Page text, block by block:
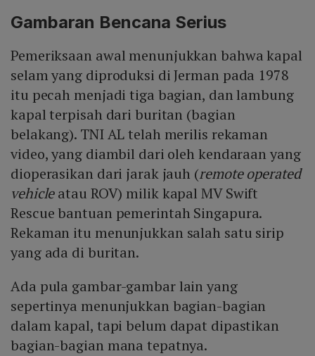
Gambaran Bencana Serius
Pemeriksaan awal menunjukkan bahwa kapal
selam yang diproduksi di Jerman pada 1978
itu pecah menjadi tiga bagian, dan lambung
kapal terpisah dari buritan (bagian
belakang). TNI AL telah merilis rekaman
video, yang diambil dari oleh kendaraan yang
dioperasikan dari jarak jauh (remote operated
vehicleatau ROV) milik kapal MV Swift
Rescue bantuan pemerintah Singapura.
Rekaman itu menunjukkan salah satu sirip
yang ada di buritan.
Ada pula gambar-gambar lain yang
sepertinya menunjukkan bagian-bagian
dalam kapal, tapi belum dapat dipastikan
bagian-bagian mana tepatnya.